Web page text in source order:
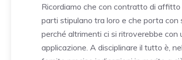
Ricordiamo che con contratto di
parti stipulano tra loro e che porta con
perché altrimenti ci si ritroverebbe
applicazione. A disciplinare il tutto è,